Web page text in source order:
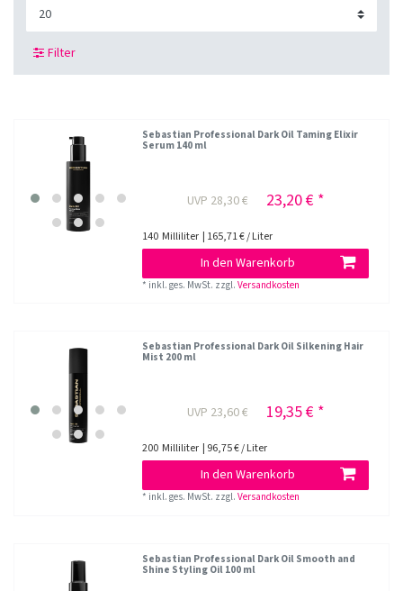
Filter
Sebastian Professional Dark Oil Taming Elixir
Serum 140 ml
UVP 28,30 € 23,20 € *
140 Milliliter | 165,71 € / Liter
In den Warenkorb
* inkl. ges. MwSt. zzgl.Versandkosten
Sebastian Professional Dark Oil Silkening Hair
Mist 200 ml
UVP 23,60 € 19,35 € *
200 Milliliter | 96,75 € / Liter
In den Warenkorb
* inkl. ges. MwSt. zzgl.Versandkosten
Sebastian Professional Dark Oil Smooth and
Shine Styling Oil 100 ml